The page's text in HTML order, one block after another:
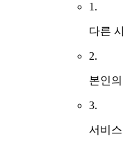
1.
다른
2.
본인
3.
서비